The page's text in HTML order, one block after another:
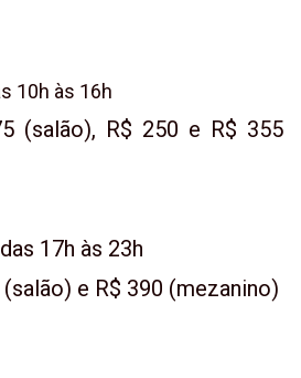
10h às 16h
(salão), R$ 250 e R$ 355
das 17h às 23h
e R$ 390 (mezanino)